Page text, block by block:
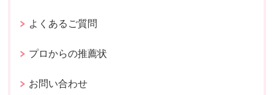
よくあるご質問
プロからの推薦状
お問い合わせ